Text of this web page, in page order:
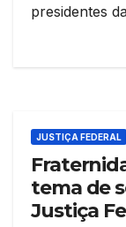
presidentes
JUSTIÇA FEDERAL
tema de
Justiça